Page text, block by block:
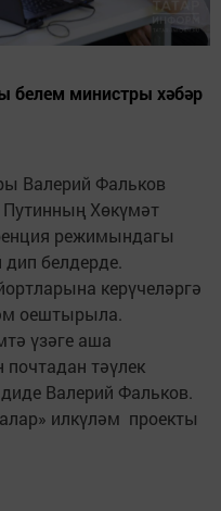
белем министры хәбәр
Валерий Фальков
Хөкүмәт
режимындагы
белдерде.
керүчеләргә
оештырыла.
үзәге аша
почтадан тәүлек
Валерий Фальков.
илкүләм проекты